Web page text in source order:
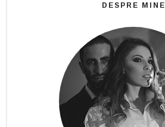
DESPRE MINE